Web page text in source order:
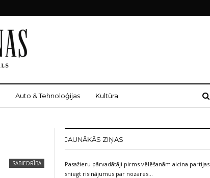
Auto & Tehnoloģijas Kultūra
SABIEDRĪBA
JAUNĀKĀS ZIŅAS
Pasažieru pārvadātāji pirms vēlēšanām aicina partijas
sniegt risinājumus par nozares…